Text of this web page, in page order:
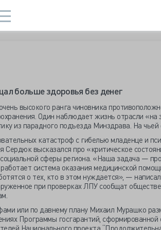
больше здоровья без денег
высокого ранга чиновника
Один наблюдает жизнь отрасли
из парадного подъезда Минздрава. На
катастроф с гибелью младенце и
Сердюк высказался про «критическое
сферы региона. «Наша задача —
система оказания медицинской
о тех, кто в этом нуждается», —
при проверках ЛПУ сообщат
или по давнему плану Михаил Мурашко
Программы госгарантий, сформированной
Национального проекта